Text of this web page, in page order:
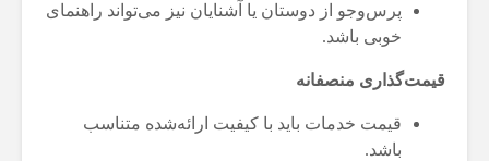
پرس‌وجو از دوستان یا آشنایان نیز می‌تواند راهنمای
خوبی باشد.
قیمت‌گذاری منصفانه
قیمت خدمات باید با کیفیت ارائه‌شده متناسب
باشد.